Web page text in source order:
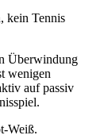
kein Tennis
Überwindung
wenigen
auf passiv
Weiß.